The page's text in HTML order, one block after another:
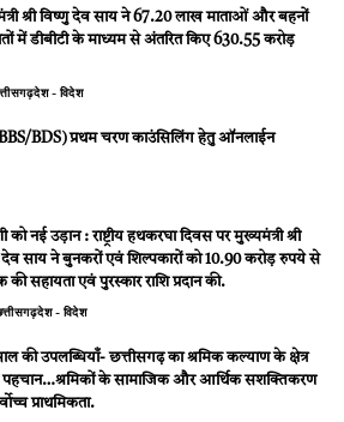
श्री विष्णु देव साय ने 67.20 लाख माताओं और बहनों
में डीबीटी के माध्यम से अंतरित किए 630.55 करोड़
देश - विदेश
BDS) प्रथम चरण काउंसिलिंग हेतु ऑनलाईन
को नई उड़ान : राष्ट्रीय हथकरघा दिवस पर मुख्यमंत्री श्री
देव साय ने बुनकरों एवं शिल्पकारों को 10.90 करोड़ रुपये से
सहायता एवं पुरस्कार राशि प्रदान की.
देश - विदेश
की उपलब्धियाँ- छत्तीसगढ़ का श्रमिक कल्याण के क्षेत्र
के सामाजिक और आर्थिक सशक्तिकरण
प्राथमिकता.